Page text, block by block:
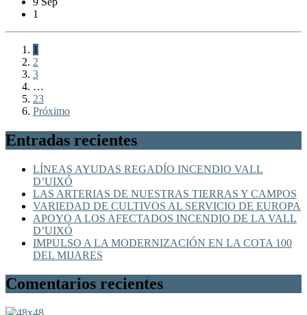
1
1
2
3
…
23
Próximo
Entradas recientes
LÍNEAS AYUDAS REGADÍO INCENDIO VALL
D’UIXÓ
LAS ARTERIAS DE NUESTRAS TIERRAS Y CAMPOS
VARIEDAD DE CULTIVOS AL SERVICIO DE EUROPA
APOYO A LOS AFECTADOS INCENDIO DE LA VALL
D’UIXÓ
IMPULSO A LA MODERNIZACIÓN EN LA COTA 100
DEL MIJARES
Comentarios recientes